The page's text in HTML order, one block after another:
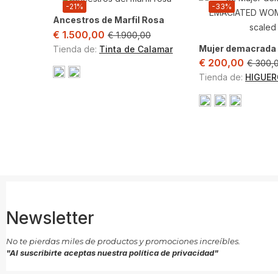
-21%
Ancestros de Marfil Rosa
€ 1.500,00 El
precio
€1.900,00El
precio
Tienda de: Tinta de Calamar
-33%
Mujer demacrada
€ 200,00 El
precio
€
Tienda de:
Newsletter
No te pierdas miles de productos y promociones increíbles.
"Al suscribirte aceptas nuestra política de privacidad"